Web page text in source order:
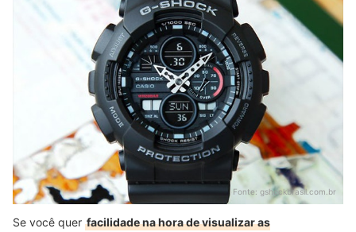
Fonte: gshockbrasil.com.br
Se você quer facilidade na hora de visualizar as